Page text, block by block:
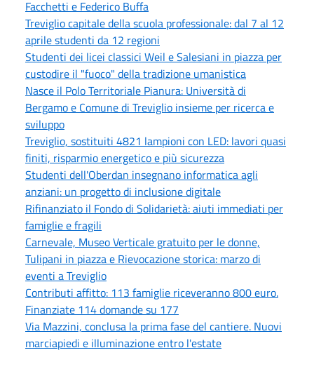
Facchetti e Federico Buffa
Treviglio capitale della scuola professionale: dal 7 al 12
aprile studenti da 12 regioni
Studenti dei licei classici Weil e Salesiani in piazza per
custodire il "fuoco" della tradizione umanistica
Nasce il Polo Territoriale Pianura: Università di
Bergamo e Comune di Treviglio insieme per ricerca e
sviluppo
Treviglio, sostituiti 4821 lampioni con LED: lavori quasi
finiti, risparmio energetico e più sicurezza
Studenti dell'Oberdan insegnano informatica agli
anziani: un progetto di inclusione digitale
Rifinanziato il Fondo di Solidarietà: aiuti immediati per
famiglie e fragili
Carnevale, Museo Verticale gratuito per le donne,
Tulipani in piazza e Rievocazione storica: marzo di
eventi a Treviglio
Contributi affitto: 113 famiglie riceveranno 800 euro.
Finanziate 114 domande su 177
Via Mazzini, conclusa la prima fase del cantiere. Nuovi
marciapiedi e illuminazione entro l'estate